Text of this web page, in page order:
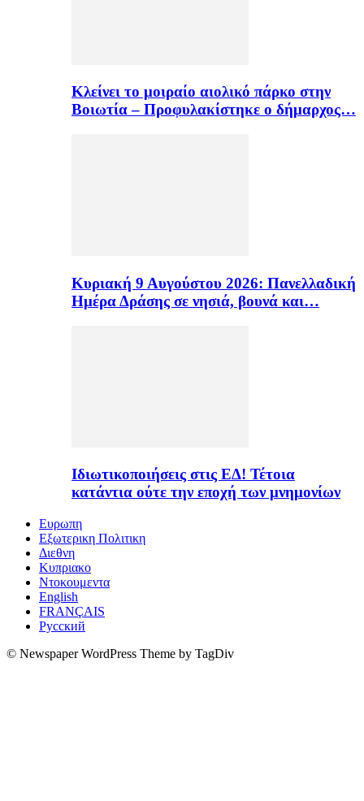
Κλείνει το μοιραίο αιολικό πάρκο στην
Βοιωτία – Προφυλακίστηκε ο δήμαρχος…
Κυριακή 9 Αυγούστου 2026: Πανελλαδική
Ημέρα Δράσης σε νησιά, βουνά και…
Ιδιωτικοποιήσεις στις ΕΔ! Τέτοια
κατάντια ούτε την εποχή των μνημονίων
Ευρωπη
Εξωτερικη Πολιτικη
Διεθνη
Κυπριακο
Ντοκουμεντα
English
FRANÇAIS
Русский
© Newspaper WordPress Theme by TagDiv